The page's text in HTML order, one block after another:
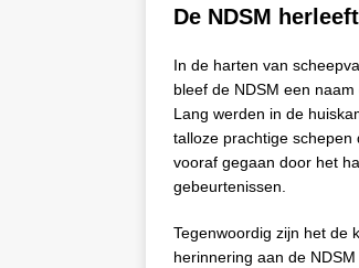
De NDSM herleeft
In de harten van
bleef de NDSM een
Lang werden in de
talloze prachtige
vooraf gegaan door het
gebeurtenissen.
Tegenwoordig zijn het de
herinnering aan de